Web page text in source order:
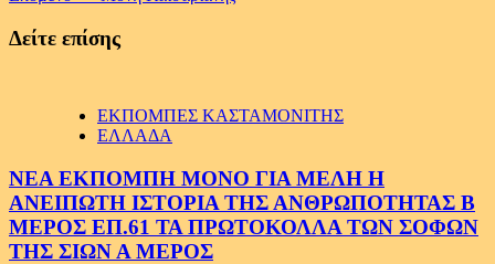
Δείτε επίσης
ΕΚΠΟΜΠΕΣ ΚΑΣΤΑΜΟΝΙΤΗΣ
ΕΛΛΑΔΑ
ΝΕΑ ΕΚΠΟΜΠΗ ΜΟΝΟ ΓΙΑ ΜΕΛΗ Η
ΑΝΕΙΠΩΤΗ ΙΣΤΟΡΙΑ ΤΗΣ ΑΝΘΡΩΠΟΤΗΤΑΣ Β
ΜΕΡΟΣ ΕΠ.61 ΤΑ ΠΡΩΤΟΚΟΛΛΑ ΤΩΝ ΣΟΦΩΝ
ΤΗΣ ΣΙΩΝ Α ΜΕΡΟΣ